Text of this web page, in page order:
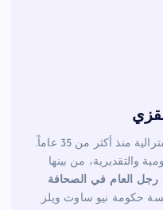
منذ أكثر من 35 عاماً.
والتقديرية، من بينها
رجل العام في الصحافة
حكومة نيو ساوث ويلز